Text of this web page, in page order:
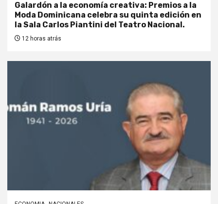
Galardón a la economía creativa: Premios a la
Moda Dominicana celebra su quinta edición en
la Sala Carlos Piantini del Teatro Nacional.
12 horas atrás